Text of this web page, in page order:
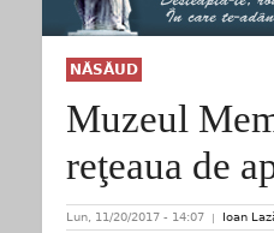
NĂSĂUD
Muzeul
reţeaua de
Lun, 11/20/2017 - 14:07 Ioan